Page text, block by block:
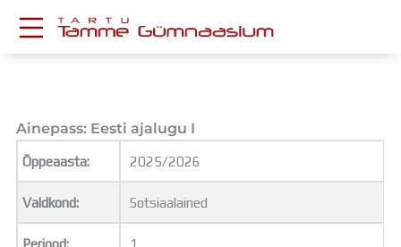
content
Postkast
Drive
Tamme TV
Tamme Leht
Kooliraadio
Koorilaul
Ainepass: Eesti ajalugu I
Õppeaasta: 2025/2026
Valdkond: Sotsiaalained
Periood: 1